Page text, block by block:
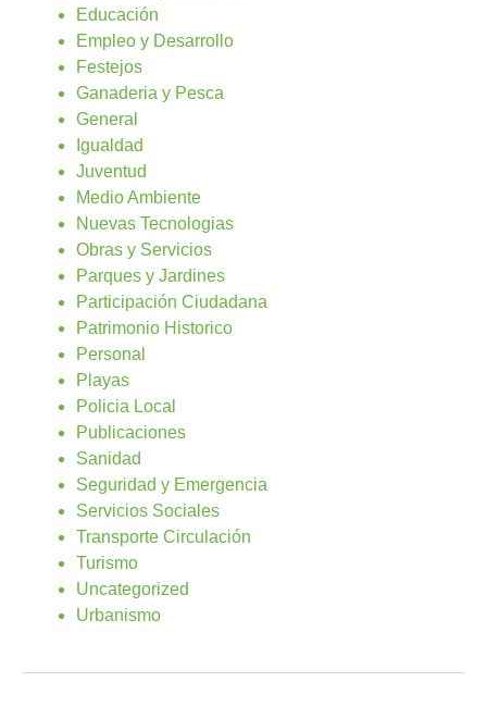
Educación
Empleo y Desarrollo
Festejos
Ganaderia y Pesca
General
Igualdad
Juventud
Medio Ambiente
Nuevas Tecnologias
Obras y Servicios
Parques y Jardines
Participación Ciudadana
Patrimonio Historico
Personal
Playas
Policia Local
Publicaciones
Sanidad
Seguridad y Emergencia
Servicios Sociales
Transporte Circulación
Turismo
Uncategorized
Urbanismo